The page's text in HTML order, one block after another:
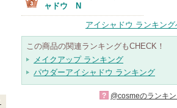
ャドウ N
アイシャドウ ランキング
この商品の関連ランキングもCHECK！
メイクアップ ランキング
パウダーアイシャドウ ランキング
? @cosmeのランキ